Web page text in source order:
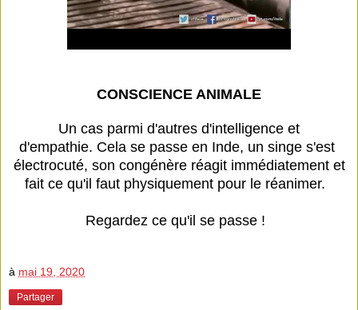
CONSCIENCE ANIMALE
Un cas parmi d'autres d'intelligence et
d'empathie. Cela se passe en Inde, un singe s'est
électrocuté, son congénère réagit immédiatement et
fait ce qu'il faut physiquement pour le réanimer.
Regardez ce qu'il se passe !
à mai 19, 2020
Partager